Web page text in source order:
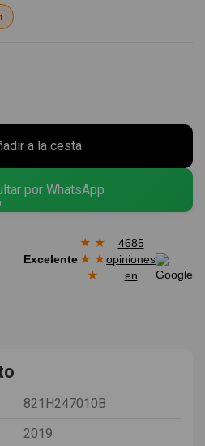
a la cesta
por WhatsApp
Excelente
★ ★
★ ★
★
4685
opiniones
en
821H247010B
2019